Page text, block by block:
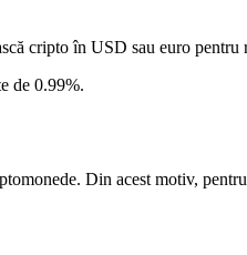
cripto în USD sau euro pentru
de 0.99%.
Din acest motiv,